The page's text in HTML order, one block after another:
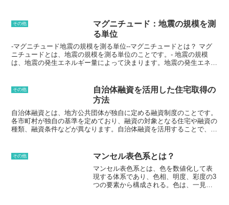
その他
マグニチュード：地震の規模を測
る単位
-マグニチュード地震の規模を測る単位--マグニチュードとは？ マグ
ニチュードとは、地震の規模を測る単位のことです。- 地震の規模
は、地震の発生エネルギー量によって決まります。地震の発生エネル
波数を測定することで求めることができます。マグニチュードは、地
震の規模を表す数値であり、地震の規模が大きいほどマグニチュード
の数値が大きくなります。マグニチュードは、地震の規模を比較した
り、地震の規模を予測したりするために使用されます。
その他
自治体融資を活用した住宅取得の
方法
自治体融資とは、地方公共団体が独自に定める融資制度のことです。
各市町村が独自の基準を定めており、融資の対象となる住宅や融資の
種類、融資条件などが異なります。自治体融資を活用することで、住
治体によっては、一定の条件を満たせば、住宅の購入価格の全額を融
資してくれるところもあります。自治体融資を申し込むためには、各
市町村の窓口で、融資の申請書を提出する必要があります。融資の申
請には、所得証明書や住民票、住宅購入契約書などの書類が必要とな
ります。融資の審査には、数週間から数か月かかります。自治体融資
その他 マンセル表色系とは？
マンセル表色系とは、色を数値化して表
現する体系であり、色相、明度、彩度の3
つの要素から構成される。色は、一見無